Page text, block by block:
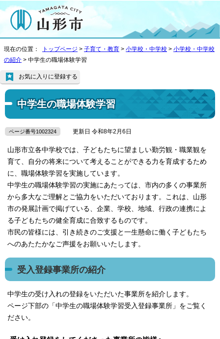
現在の位置： トップページ > 子育て・教育 > 小学校・中学校 > 小学校・中学校
の紹介 > 中学生の職場体験学習
中学生の職場体験学習
お気に入りに登録する
ページ番号1002324 更新日 令和8年2月6日
山形市立各中学校では、子どもたちに望ましい勤労観・職業観を
育て、自分の将来について考えることができる力を育成するため
に、職場体験学習を実施しています。
中学生の職場体験学習の実施にあたっては、市内の多くの事業所
から多大なご理解とご協力をいただいております。これは、山形
市の発展計画で掲げている、企業、学校、地域、行政の連携によ
る子どもたちの健全育成に合致するものです。
市民の皆様には、引き続きのご支援と一生懸命に働く子どもたち
へのあたたかなご声援をお願いいたします。
受入登録事業所の紹介
中学生の受け入れの登録をいただいた事業所を紹介します。
ページ下部の「中学生の職場体験学習受入登録事業所」をご覧く
ださい。